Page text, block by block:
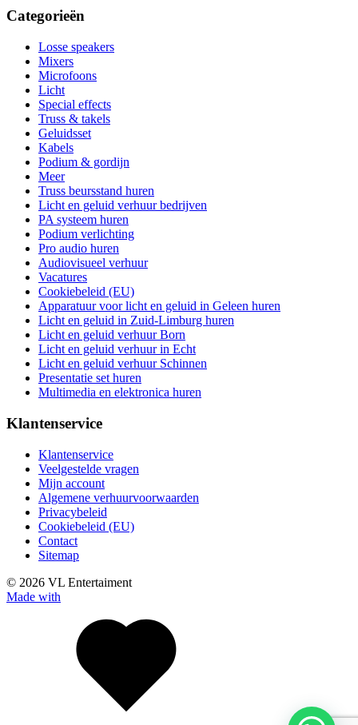
Categorieën
Losse speakers
Mixers
Microfoons
Licht
Special effects
Truss & takels
Geluidsset
Kabels
Podium & gordijn
Meer
Truss beursstand huren
Licht en geluid verhuur bedrijven
PA systeem huren
Podium verlichting
Pro audio huren
Audiovisueel verhuur
Vacatures
Cookiebeleid (EU)
Apparatuur voor licht en geluid in Geleen huren
Licht en geluid in Zuid-Limburg huren
Licht en geluid verhuur Born
Licht en geluid verhuur in Echt
Licht en geluid verhuur Schinnen
Presentatie set huren
Multimedia en elektronica huren
Klantenservice
Klantenservice
Veelgestelde vragen
Mijn account
Algemene verhuurvoorwaarden
Privacybeleid
Cookiebeleid (EU)
Contact
Sitemap
© 2026 VL Entertaiment
Made with